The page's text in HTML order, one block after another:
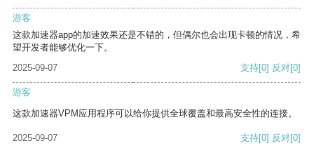
游客
这款加速器app的加速效果还是不错的，但偶尔也会出现卡顿的情况，希
望开发者能够优化一下。
2025-09-07
支持[0] 反对[0]
游客
这款加速器VPM应用程序可以给你提供全球覆盖和最高安全性的连接。
2025-09-07 支持[0] 反对[0]